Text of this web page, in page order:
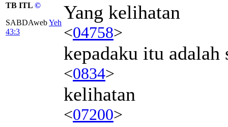
TB ITL ©
SABDAwebYeh
43:3
Yang kelihatan
<04758>
kepadaku itu adalah
<0834>
kelihatan
<07200>